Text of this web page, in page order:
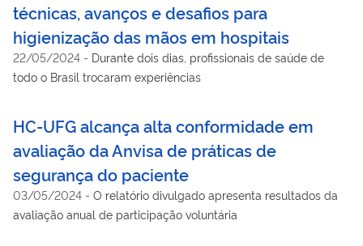
técnicas, avanços e desafios para
higienização das mãos em hospitais
22/05/2024 - Durante dois dias, profissionais de saúde de
todo o Brasil trocaram experiências
HC-UFG alcança alta conformidade em
avaliação da Anvisa de práticas de
segurança do paciente
03/05/2024 - O relatório divulgado apresenta resultados da
avaliação anual de participação voluntária